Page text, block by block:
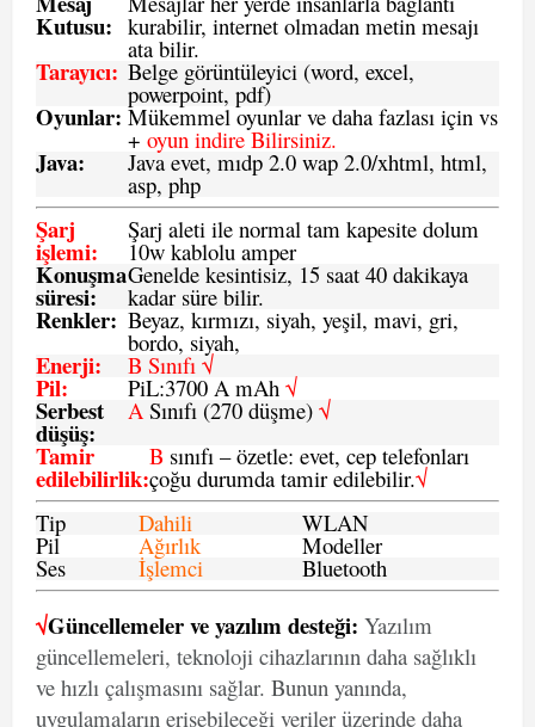
Kutusu: kurabilir, internet olmadan metin mesajı
ata bilir.
Tarayıcı: Belge görüntüleyici (word, excel,
powerpoint, pdf)
Oyunlar: Mükemmel oyunlar ve daha fazlası için vs
+ oyun indire Bilirsiniz.
Java: Java evet, mıdp 2.0 wap 2.0/xhtml, html,
asp, php
Şarj
işlemi:
Şarj aleti ile normal tam kapesite dolum
10w kablolu amper
Konuşma
süresi:
Genelde kesintisiz, 15 saat 40 dakikaya
kadar süre bilir.
Renkler: Beyaz, kırmızı, siyah, yeşil, mavi, gri,
bordo, siyah,
Enerji: B Sınıfı √
Pil: PiL:3700 A mAh √
Serbest
düşüş:
ASınıfı (270 düşme) √
Tamir
edilebilirlik:
B sınıfı – özetle: evet, cep telefonları
çoğu durumda tamir edilebilir.√
Tip
Dahili WLAN
Pil Ağırlık Modeller
Ses İşlemci Bluetooth
√Güncellemeler ve yazılım desteği: Yazılım
güncellemeleri, teknoloji cihazlarının daha sağlıklı
ve hızlı çalışmasını sağlar. Bunun yanında,
uygulamaların erişebileceği veriler üzerinde daha